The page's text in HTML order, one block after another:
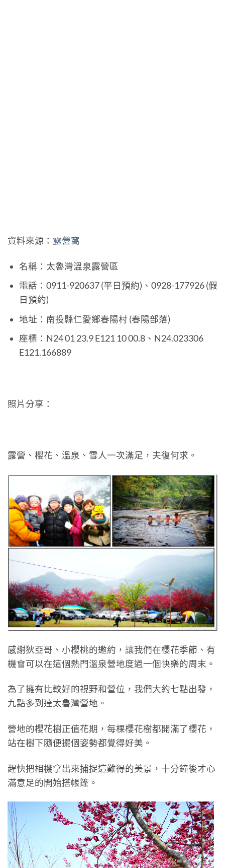
資料來源： 露營窩
名稱：太魯灣溫泉露營區
電話：0911-920637 (平日預約)、0928-177926 (假
日預約)
地址：南投縣仁愛鄉春陽村 (春陽部落)
座標：N24 01 23.9 E121 10 00.8、N24.023306
E121.166889
照片分享：
露營、櫻花、溫泉、雪人一次滿足，夫復何求。
感謝狄亞哥、小櫻桃的邀約，讓我們在櫻花季節、有
機會可以在這個熱門溫泉營地度過一個快樂的周末。
為了擁有比較好的視野和營位，我們大約七點出發，
九點多到達太魯灣營地。
營地的櫻花樹正值花期，每棵櫻花樹都開滿了櫻花，
站在樹下隨便擺個姿勢都覺得好美。
趕快把相機拿出來捕捉這難得的美景，十分鐘後才心
滿意足的開始搭帳篷。